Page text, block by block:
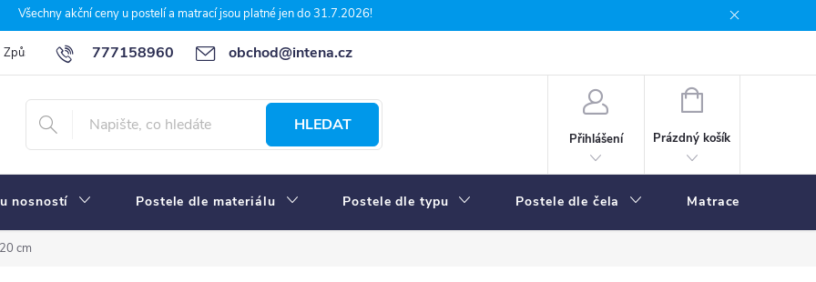
Všechny akční ceny u postelí a matrací jsou platné jen do 31.7.2026!
777158960 obchod@intena.cz
Způsoby a ceny dopravy 7 důvodů, proč nakupit u Intena nábytek
HLEDAT
Přihlášení
NÁKUPNÍ
Prázdný košík
nosností Postele dle materiálu Postele dle typu Postele dle čela Matrace
cm